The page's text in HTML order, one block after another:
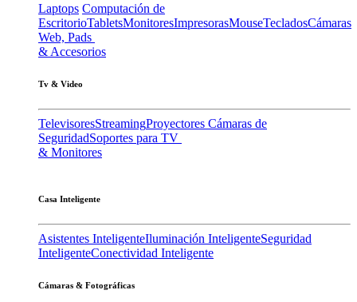
Laptops Computación de
EscritorioTabletsMonitoresImpresorasMouseTecladosCámaras
Web, Pads
& Accesorios
Tv & Video
TelevisoresStreamingProyectores Cámaras de
SeguridadSoportes para TV
& Monitores
Casa Inteligente
Asistentes InteligenteIluminación InteligenteSeguridad
InteligenteConectividad Inteligente
Cámaras & Fotográficas